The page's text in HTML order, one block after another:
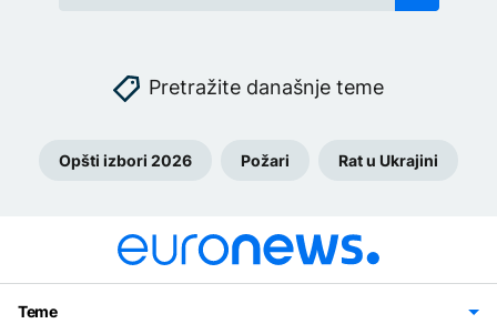
Pretražite današnje teme
Opšti izbori 2026 Požari Rat u Ukrajini
Teme